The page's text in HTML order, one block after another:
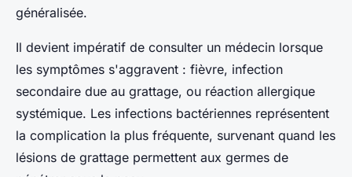
généralisée.
Il devient impératif de consulter un médecin lorsque
les symptômes s'aggravent : fièvre, infection
secondaire due au grattage, ou réaction allergique
systémique. Les infections bactériennes représentent
la complication la plus fréquente, survenant quand les
lésions de grattage permettent aux germes de